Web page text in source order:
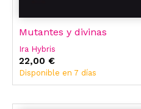
Mutantes y divinas
Ira Hybris
22,00 €
Disponible en 7 días